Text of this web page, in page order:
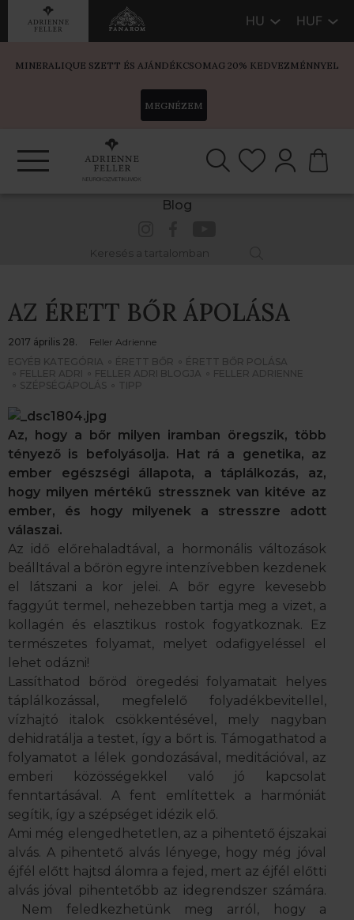
HU HUF
MINERALIQUE SZETT ÉS AJÁNDÉKCSOMAG 20% KEDVEZMÉNNYEL
MEGNÉZEM
Blog
AZ ÉRETT BŐR ÁPOLÁSA
2017 április 28.
Feller Adrienne
EGYÉB KATEGÓRIA
ÉRETT BŐR
ÉRETT BŐR POLÁSA
FELLER ADRI
FELLER ADRI BLOGJA
FELLER ADRIENNE
SZÉPSÉGÁPOLÁS
TIPP
Az, hogy a bőr milyen iramban öregszik, több
tényező is befolyásolja. Hat rá a genetika, az
ember egészségi állapota, a táplálkozás, az,
hogy milyen mértékű stressznek van kitéve az
ember, és hogy milyenek a stresszre adott
válaszai.
Az idő előrehaladtával, a hormonális változások
beálltával a bőrön egyre intenzívebben kezdenek
el látszani a kor jelei. A bőr egyre kevesebb
faggyút termel, nehezebben tartja meg a vizet, a
kollagén és elasztikus rostok fogyatkoznak. Ez
természetes folyamat, melyet odafigyeléssel el
lehet odázni!
Lassíthatod bőröd öregedési folyamatait helyes
táplálkozással, megfelelő folyadékbevitellel,
vízhajtó italok csökkentésével, mely nagyban
dehidratálja a testet, így a bőrt is. Támogathatod a
folyamatot a lélek gondozásával, meditációval, az
emberi közösségekkel való jó kapcsolat
fenntartásával. A fent említettek a harmóniát
segítik, így a szépséget idézik elő.
Ami még elengedhetetlen, az a pihentető éjszakai
alvás. A pihentető alvás lényege, hogy még jóval
éjfél előtt hajtsd álomra a fejed, mert az éjfél előtti
alvás jóval pihentetőbb az idegrendszer számára.
Nem feledkezhetünk meg arról, hogy a